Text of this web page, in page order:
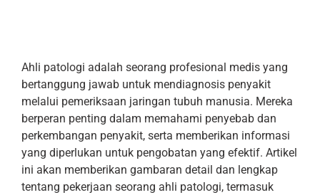
Ahli patologi adalah seorang profesional medis yang
bertanggung jawab untuk mendiagnosis penyakit
melalui pemeriksaan jaringan tubuh manusia. Mereka
berperan penting dalam memahami penyebab dan
perkembangan penyakit, serta memberikan informasi
yang diperlukan untuk pengobatan yang efektif. Artikel
ini akan memberikan gambaran detail dan lengkap
tentang pekerjaan seorang ahli patologi, termasuk